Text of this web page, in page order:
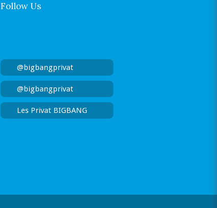
Follow Us
@bigbangprivat
@bigbangprivat
Les Privat BIGBANG